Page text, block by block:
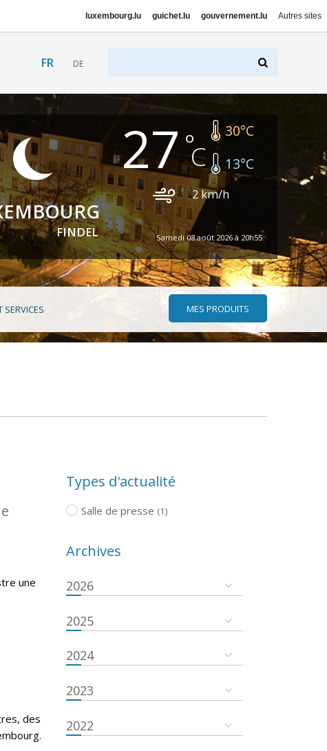
luxembourg.lu guichet.lu gouvernement.lu Autres sites
FR DE
FINDEL
27 30°C
13°C
2 km/h
Samedi 08 août 2026 à 20h55
SERVICES MES PRODUITS
une
des
Types d'actualité
Salle de presse (1)
Archives
2026
2025
2024
2023
2022